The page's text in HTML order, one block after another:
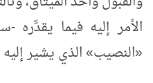
الأمر إليه فيما
«النصيب» الذي يشير